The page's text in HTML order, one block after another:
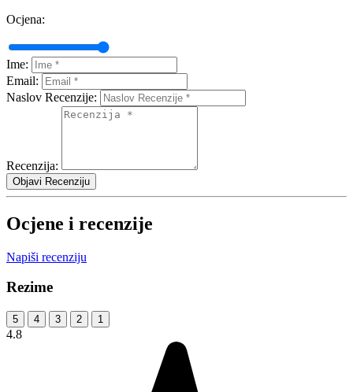
Ocjena:
Ime:
Email:
Naslov Recenzije:
Recenzija:
Objavi Recenziju
Ocjene i recenzije
Napiši recenziju
Rezime
5 4 3 2 1
4.8